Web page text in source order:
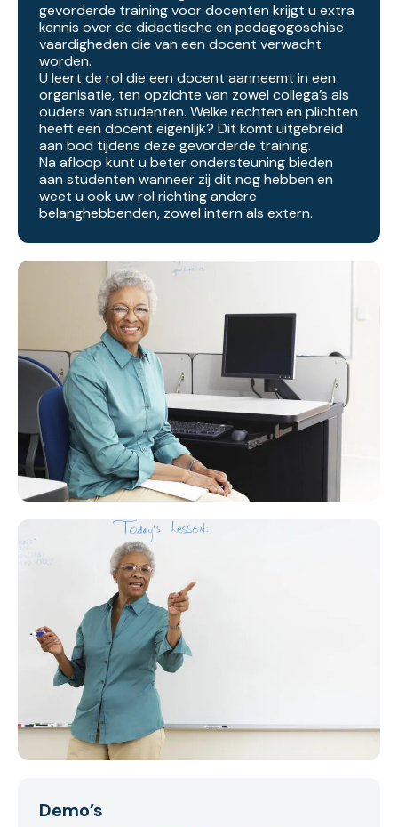
gevorderde training voor docenten krijgt u extra
kennis over de didactische en pedagogoschise
vaardigheden die van een docent verwacht
worden.
U leert de rol die een docent aanneemt in een
organisatie, ten opzichte van zowel collega’s als
ouders van studenten. Welke rechten en plichten
heeft een docent eigenlijk? Dit komt uitgebreid
aan bod tijdens deze gevorderde training.
Na afloop kunt u beter ondersteuning bieden
aan studenten wanneer zij dit nog hebben en
weet u ook uw rol richting andere
belanghebbenden, zowel intern als extern.
Demo’s